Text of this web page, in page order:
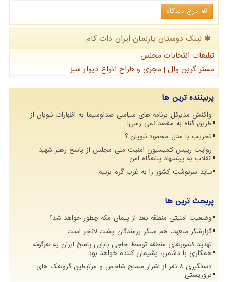
درج دیدگاه
لینک دوستان پارلمان ایران دات كام
تبلیغات انتخابات مجلس
مستر گرین وال | مجری و طراح انواع دیوار سبز
پربیننده ترین ها
واکنش مدیرکل برنامه های سیاسی صداوسیما به اظهارات نبویان از
طریق گناه به مقصد نمی رسی!
تخریب با مدل محمود نبویان ؟
روایت رییس کمیسیون امنیت ملی مجلس از پاسخ رهبر شهید
انقلاب به پیشنهاد پناهگاه امن
نباید سرنوشت کشور را به غرب گره بزنیم
پربحث ترین ها
وضعیت امنیتی منطقه بعد از پیمان مکه چطور خواهد شد؟
گزارشگر متعهد، هم سنگر رزمندگان پشت لانچر است
تهدید کشورهای منطقه توسط حاجی بابایی پاسخ ایران به هرگونه
همکاری با دشمن، پشیمان کننده خواهد بود
دستگیری 8 نفر از اشرار مسلح شاخص و مرتبطین گروهک های
تروریستی